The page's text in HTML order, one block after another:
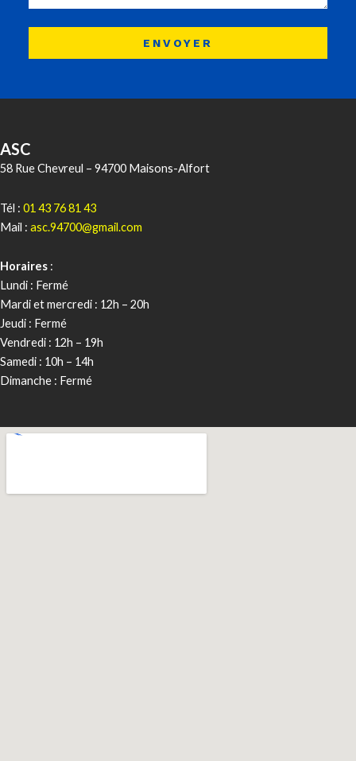
ENVOYER
ASC
58 Rue Chevreul – 94700 Maisons-Alfort
Tél : 01 43 76 81 43
Mail : asc.94700@gmail.com
Horaires :
Lundi : Fermé
Mardi et mercredi : 12h – 20h
Jeudi : Fermé
Vendredi : 12h – 19h
Samedi : 10h – 14h
Dimanche : Fermé